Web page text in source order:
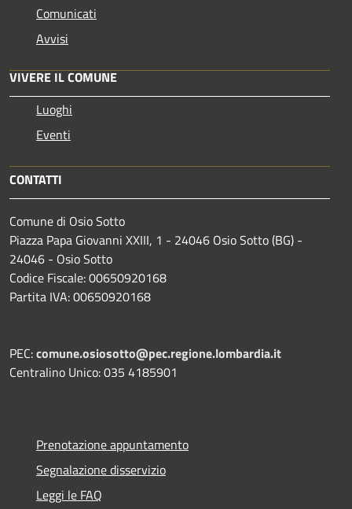
Comunicati
Avvisi
VIVERE IL COMUNE
Luoghi
Eventi
CONTATTI
Comune di Osio Sotto
Piazza Papa Giovanni XXIII, 1 - 24046 Osio Sotto (BG) -
24046 - Osio Sotto
Codice Fiscale: 00650920168
Partita IVA: 00650920168
PEC:comune.osiosotto@pec.regione.lombardia.it
Centralino Unico: 035 4185901
Prenotazione appuntamento
Segnalazione disservizio
Leggi le FAQ